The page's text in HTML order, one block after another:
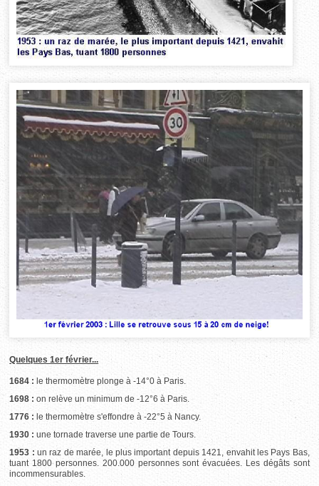
Quelques 1er février...
1684 : le thermomètre plonge à -14°0 à Paris.
1698 : on relève un minimum de -12°6 à Paris.
1776 : le thermomètre s'effondre à -22°5 à Nancy.
1930 : une tornade traverse une partie de Tours.
1953 : un raz de marée, le plus important depuis 1421, envahit les Pays Bas,
tuant 1800 personnes. 200.000 personnes sont évacuées. Les dégâts sont
incommensurables.